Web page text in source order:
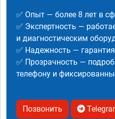
✅ Опыт — более 8 лет в
✅ Экспертность —
и диагностическим
✅ Надежность —
✅ Прозрачность —
телефону и
Позвонить